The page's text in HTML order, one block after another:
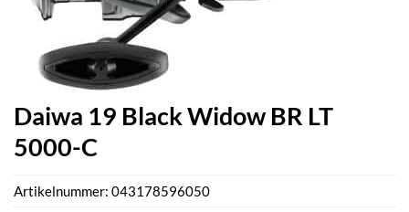
Daiwa 19 Black Widow BR LT
5000-C
Artikelnummer: 043178596050